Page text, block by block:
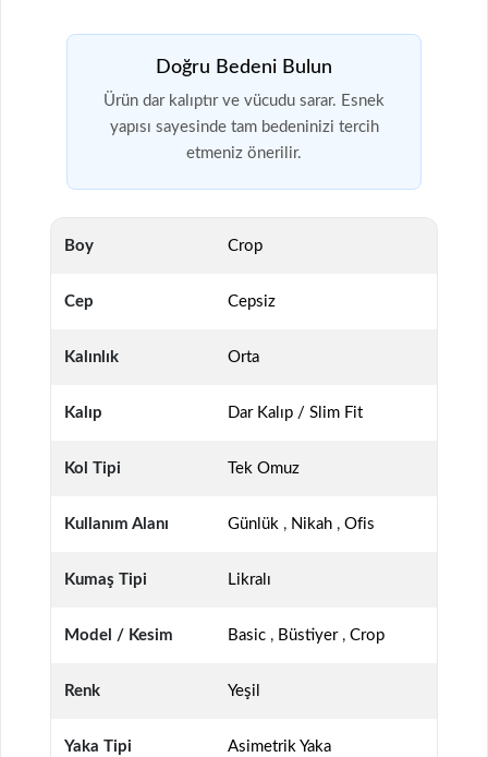
Doğru Bedeni Bulun
Ürün dar kalıptır ve vücudu sarar. Esnek
yapısı sayesinde tam bedeninizi tercih
etmeniz önerilir.
Boy Crop
Cep Cepsiz
Kalınlık Orta
Kalıp Dar Kalıp / Slim Fit
Kol Tipi Tek Omuz
Kullanım Alanı Günlük , Nikah , Ofis
Kumaş Tipi Likralı
Model / Kesim Basic , Büstiyer, Crop
Renk Yeşil
Yaka Tipi Asimetrik Yaka